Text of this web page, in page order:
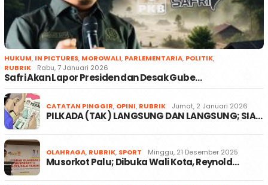
HUKUM, IN PICTURES, MOROWALI, PARLEMENTARIA, POLITIK,
RUBRIK
Rabu, 7 Januari 2026
Safri Akan Lapor Presiden dan Desak Gube…
CATATAN PINGGIR, OPINI, RUBRIK Jumat, 2 Januari 2026
PILKADA (TAK) LANGSUNG DAN LANGSUNG; SIA…
OLAHRAGA, RUBRIK, SPORT Minggu, 21 Desember 2025
Musorkot Palu; Dibuka Wali Kota, Reynold…